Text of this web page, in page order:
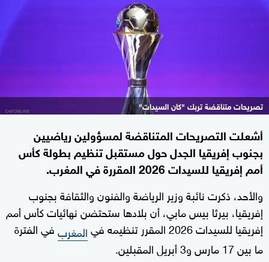
تصريحات متناقضة تربك "كان السيدات"
أشعلت التصريحات المتناقضة لمسؤولين رياضيين
بجنوب إفريقيا الجدل حول مستقبل تنظيم بطولة كأس
أمم إفريقيا للسيدات 2026 المقررة في المغرب.
والأحد، ذكرت نائبة وزير الرياضة والفنون والثقافة بجنوب
إفريقيا، بيرثا بيس مابي، أن بلادها ستحتضن نهائيات كأس أمم
إفريقيا للسيدات 2026 المقرر تنظيمه في
المغربفي الفترة
ما بين 17 مارس و3 أبريل المقبلين.